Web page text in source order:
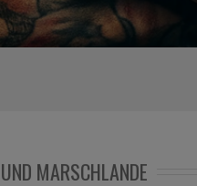
MARSCHLANDE